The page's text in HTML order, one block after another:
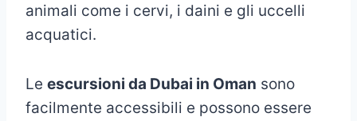
animali come i cervi, i daini e gli uccelli
acquatici.
Le escursioni da Dubai in Oman sono
facilmente accessibili e possono essere